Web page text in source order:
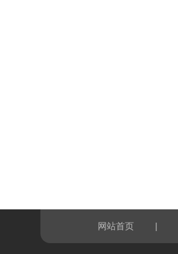
网站首页 |